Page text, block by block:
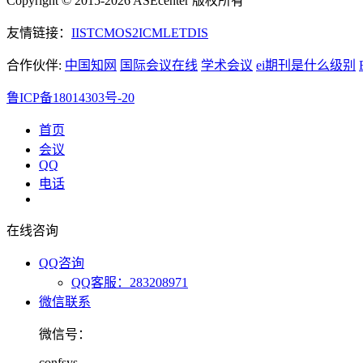
友情链接： IISTCMOS2ICMLETDIS
合作伙伴: 中国知网 国际会议在线 学术会议 ei期刊是什么级别
鲁ICP备18014303号-20
首页
会议
QQ
电话
在线咨询
QQ咨询
QQ客服：283208971
微信联系
微信号：